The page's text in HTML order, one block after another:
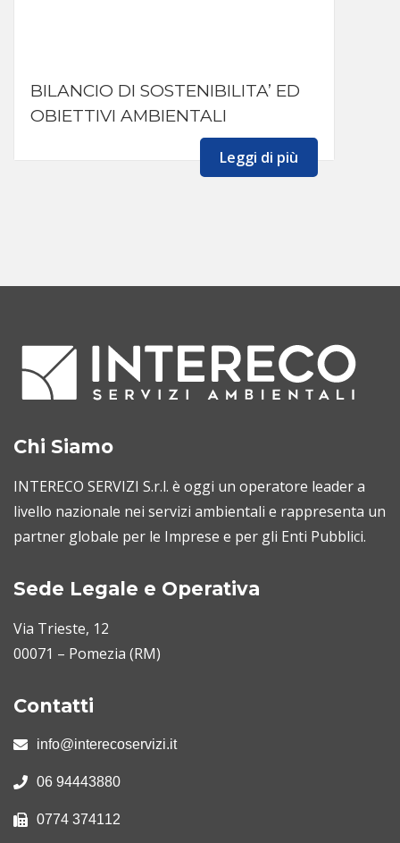
BILANCIO DI SOSTENIBILITA’ ED
OBIETTIVI AMBIENTALI
Leggi di più
Chi Siamo
INTERECO SERVIZI S.r.l. è oggi un operatore leader a
livello nazionale nei servizi ambientali e rappresenta un
partner globale per le Imprese e per gli Enti Pubblici.
Sede Legale e Operativa
Via Trieste, 12
00071 – Pomezia (RM)
Contatti
info@interecoservizi.it
06 94443880
0774 374112